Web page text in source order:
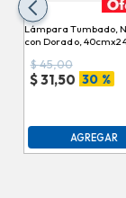
Lámpara Tumbado,
con Dorado,
$45,00
$31,50 30 %
AGREGAR